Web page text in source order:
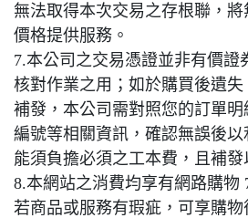
無法取得本次交易之存根聯，將
價格提供服務。
7.本公司之交易憑證並非有價證
核對作業之用；如於購買後遺失
補發，本公司需對照您的訂單
編號等相關資訊，確認無誤後
能須負擔必須之工本費，且補發
8.本網站之消費均享有網路購物
若商品或服務有瑕疵，可享購